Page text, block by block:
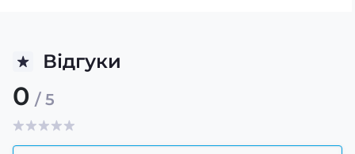
Відгуки
0 / 5